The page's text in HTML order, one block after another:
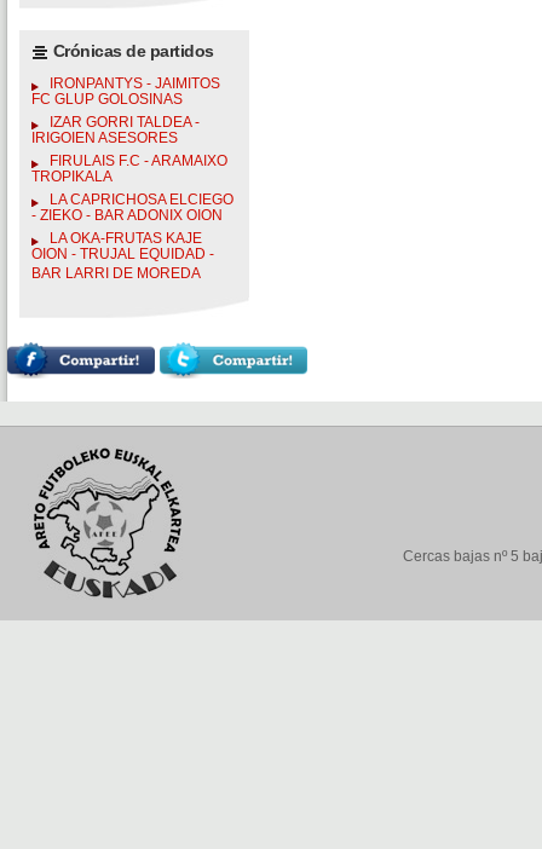
Crónicas de partidos
IRONPANTYS - JAIMITOS
FC GLUP GOLOSINAS
IZAR GORRI TALDEA -
IRIGOIEN ASESORES
FIRULAIS F.C - ARAMAIXO
TROPIKALA
LA CAPRICHOSA ELCIEGO
- ZIEKO - BAR ADONIX OION
LA OKA-FRUTAS KAJE
OION - TRUJAL EQUIDAD -
BAR LARRI DE MOREDA
Cercas bajas nº 5